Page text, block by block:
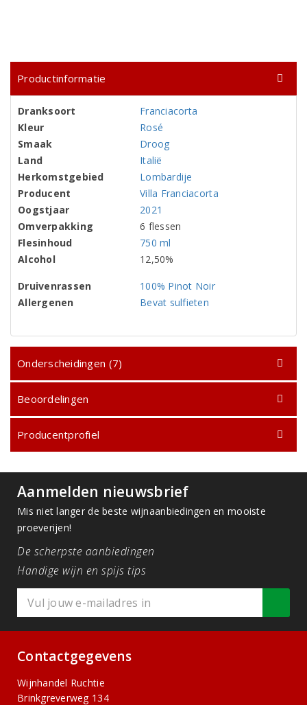
Productinformatie
Dranksoort
Franciacorta
Kleur
Rosé
Smaak
Droog
Land
Italië
Herkomstgebied
Lombardije
Producent
Villa Franciacorta
Oogstjaar
2021
Omverpakking
6 flessen
Flesinhoud
750 ml
Alcohol
12,50%
Druivenrassen
100% Pinot Noir
Allergenen
Bevat sulfieten
Onderscheidingen (7)
Beoordelingen
Producentprofiel
Aanmelden nieuwsbrief
Mis niet langer de beste wijnaanbiedingen en mooiste
proeverijen!
De scherpste aanbiedingen
Handige wijn en spijs tips
Contactgegevens
Wijnhandel Ruchtie
Brinkgreverweg 134